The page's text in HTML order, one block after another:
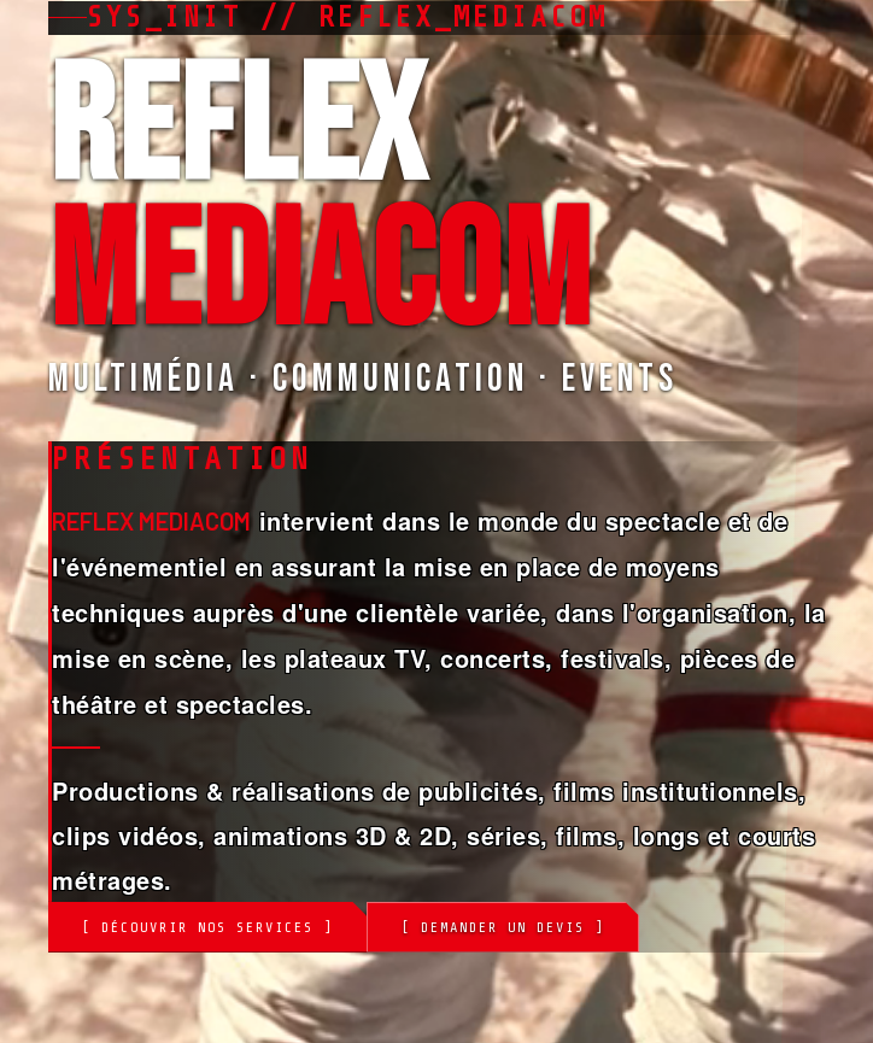
SYS_INIT // REFLEX_MEDIACOM
REFLEX
MEDIACOM
Multimédia · Communication · Events
PRÉSENTATION
REFLEX MEDIACOM intervient dans le monde du spectacle et de
l'événementiel en assurant la mise en place de moyens
techniques auprès d'une clientèle variée, dans l'organisation, la
mise en scène, les plateaux TV, concerts, festivals, pièces de
théâtre et spectacles.
Productions & réalisations de publicités, films institutionnels,
clips vidéos, animations 3D & 2D, séries, films, longs et courts
métrages.
[ DÉCOUVRIR NOS SERVICES ] [ DEMANDER UN DEVIS ]